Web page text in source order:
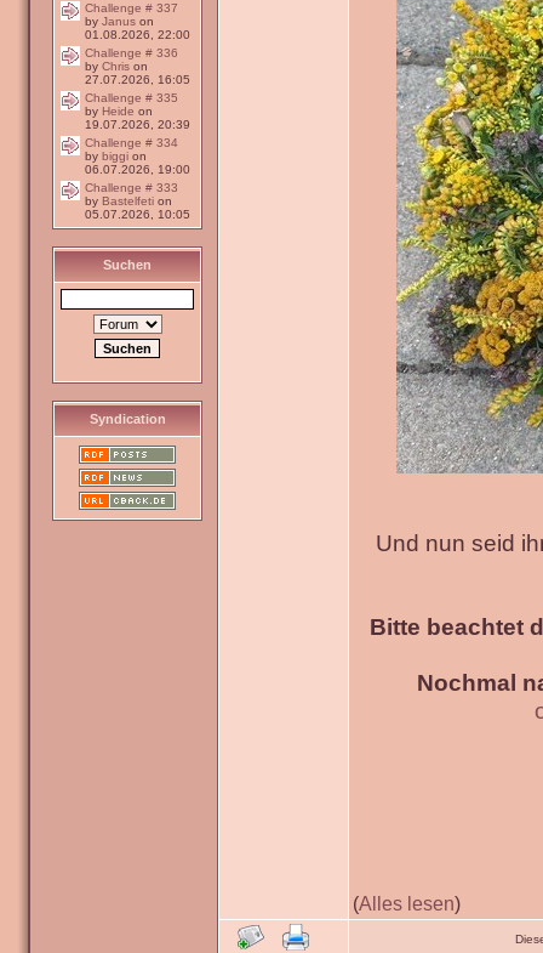
Challenge # 337
by Janus on
01.08.2026, 22:00
Challenge # 336
by Chris on
27.07.2026, 16:05
Challenge # 335
by Heide on
19.07.2026, 20:39
Challenge # 334
by biggi on
06.07.2026, 19:00
Challenge # 333
by Bastelfeti on
05.07.2026, 10:05
Suchen
Syndication
Und nun seid
Bitte beachtet
Nochmal
(Alles lesen)